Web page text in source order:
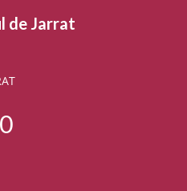
de Jarrat